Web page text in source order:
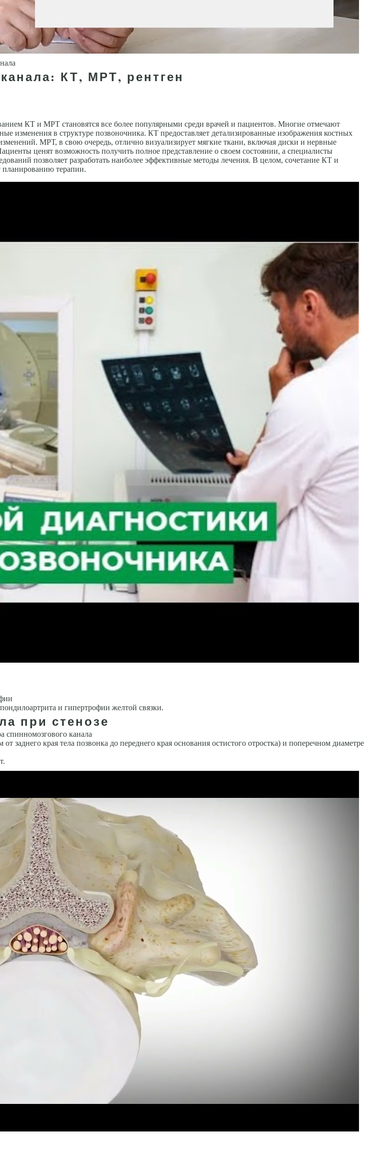
КТ, МРТ, рентген
КТ и МРТ становятся все более популярными среди врачей и пациентов. Многие отмечают
изменения в структуре позвоночника. КТ предоставляет детализированные изображения костных
МРТ, в свою очередь, отлично визуализирует мягкие ткани, включая диски и нервные
ценят возможность получить полное представление о своем состоянии, а специалисты
позволяет разработать наиболее эффективные методы лечения. В целом, сочетание КТ и
планированию терапии.
и гипертрофии желтой связки.
при стенозе
спинномозгового канала
заднего края тела позвонка до переднего края основания остистого отростка) и поперечном диаметре